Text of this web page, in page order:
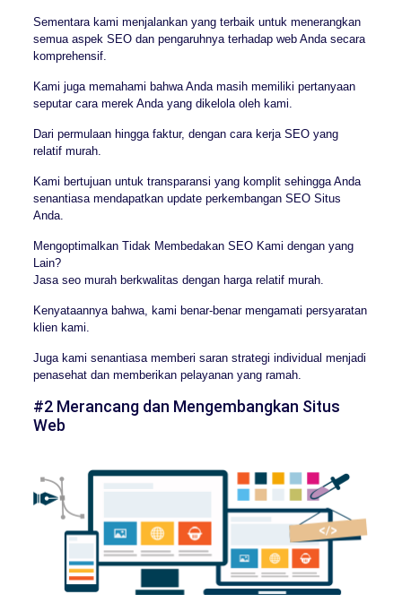
Sementara kami menjalankan yang terbaik untuk menerangkan
semua aspek SEO dan pengaruhnya terhadap web Anda secara
komprehensif.
Kami juga memahami bahwa Anda masih memiliki pertanyaan
seputar cara merek Anda yang dikelola oleh kami.
Dari permulaan hingga faktur, dengan cara kerja SEO yang
relatif murah.
Kami bertujuan untuk transparansi yang komplit sehingga Anda
senantiasa mendapatkan update perkembangan SEO Situs
Anda.
Mengoptimalkan Tidak Membedakan SEO Kami dengan yang
Lain?
Jasa seo murah berkwalitas dengan harga relatif murah.
Kenyataannya bahwa, kami benar-benar mengamati persyaratan
klien kami.
Juga kami senantiasa memberi saran strategi individual menjadi
penasehat dan memberikan pelayanan yang ramah.
#2 Merancang dan Mengembangkan Situs
Web